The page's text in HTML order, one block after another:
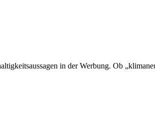
in der Werbung. Ob